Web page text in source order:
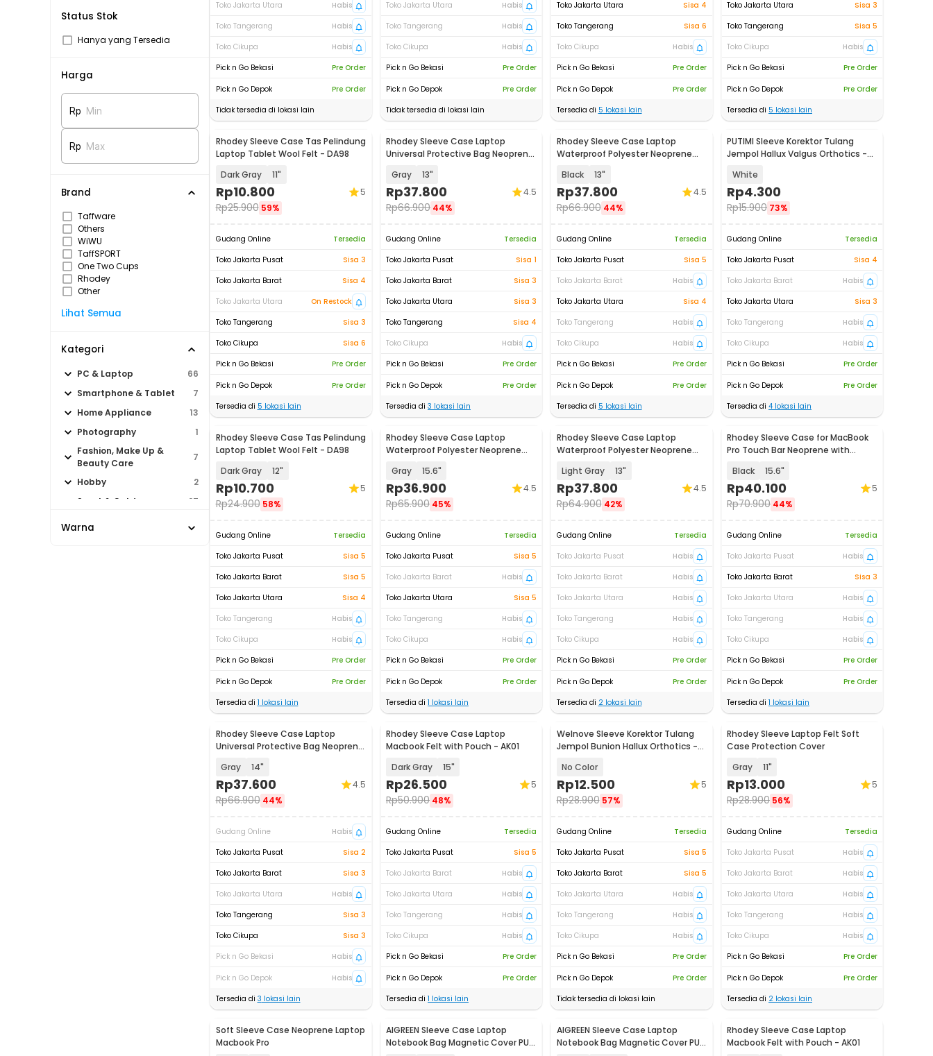
Status Stok
Hanya yang Tersedia
Harga
Rp Min
Rp Max
Brand
Taffware
Others
WiWU
TaffSPORT
One Two Cups
Rhodey
Other
Lihat Semua
Kategori
PC & Laptop
66
Smartphone & Tablet
7
Home Appliance
13
Photography
1
Fashion, Make Up &
Beauty Care
7
Hobby
2
Sport & Outdoor
27
Warna
Toko Jakarta Utara
Habis
Toko Tangerang
Habis
Toko Cikupa
Habis
Pick n Go Bekasi
Pre Order
Pick n Go Depok
Pre Order
Tidak tersedia di lokasi lain
Toko Jakarta Utara
Habis
Toko Tangerang
Habis
Toko Cikupa
Habis
Pick n Go Bekasi
Pre Order
Pick n Go Depok
Pre Order
Tidak tersedia di lokasi lain
Toko Jakarta Utara
Sisa 4
Toko Tangerang
Sisa 6
Toko Cikupa
Habis
Pick n Go Bekasi
Pre Order
Pick n Go Depok
Pre Order
Tersedia di 5 lokasi lain
Toko Jakarta Utara
Sisa 3
Toko Tangerang
Sisa 5
Toko Cikupa
Habis
Pick n Go Bekasi
Pre Order
Pick n Go Depok
Pre Order
Tersedia di 5 lokasi lain
Rhodey Sleeve Case Tas Pelindung
Laptop Tablet Wool Felt - DA98
Dark Gray
11"
Rp10.800
Rp25.900 59%
5
Gudang Online
Tersedia
Toko Jakarta Pusat
Sisa 3
Toko Jakarta Barat
Sisa 4
Toko Jakarta Utara
On Restock
Toko Tangerang
Sisa 3
Toko Cikupa
Sisa 6
Pick n Go Bekasi
Pre Order
Pick n Go Depok
Pre Order
Tersedia di 5 lokasi lain
Rhodey Sleeve Case Laptop
Universal Protective Bag Neoprene
Gray 13"
Rp37.800
Rp66.900 44%
4.5
Gudang Online
Tersedia
Toko Jakarta Pusat
Sisa 1
Toko Jakarta Barat
Sisa 3
Toko Jakarta Utara
Sisa 3
Toko Tangerang
Sisa 4
Toko Cikupa
Habis
Pick n Go Bekasi
Pre Order
Pick n Go Depok
Pre Order
Tersedia di 3 lokasi lain
Rhodey Sleeve Case Laptop
Waterproof Polyester Neoprene
Black 13"
Rp37.800
Rp66.900 44%
4.5
Gudang Online
Tersedia
Toko Jakarta Pusat
Sisa 5
Toko Jakarta Barat
Habis
Toko Jakarta Utara
Sisa 4
Toko Tangerang
Habis
Toko Cikupa
Habis
Pick n Go Bekasi
Pre Order
Pick n Go Depok
Pre Order
Tersedia di 5 lokasi lain
PUTIMI Sleeve Korektor Tulang
Jempol Hallux Valgus Orthotics -
White
Rp4.300
Rp15.900 73%
Gudang Online
Tersedia
Toko Jakarta Pusat
Sisa 4
Toko Jakarta Barat
Habis
Toko Jakarta Utara
Sisa 3
Toko Tangerang
Habis
Toko Cikupa
Habis
Pick n Go Bekasi
Pre Order
Pick n Go Depok
Pre Order
Tersedia di 4 lokasi lain
Rhodey Sleeve Case Tas Pelindung
Laptop Tablet Wool Felt - DA98
Dark Gray
12"
Rp10.700
Rp24.900 58%
5
Gudang Online
Tersedia
Toko Jakarta Pusat
Sisa 5
Toko Jakarta Barat
Sisa 5
Toko Jakarta Utara
Sisa 4
Toko Tangerang
Habis
Toko Cikupa
Habis
Pick n Go Bekasi
Pre Order
Pick n Go Depok
Pre Order
Tersedia di 1 lokasi lain
Rhodey Sleeve Case Laptop
Waterproof Polyester Neoprene
Gray 15.6"
Rp36.900
Rp65.900 45%
4.5
Gudang Online
Tersedia
Toko Jakarta Pusat
Sisa 5
Toko Jakarta Barat
Habis
Toko Jakarta Utara
Sisa 5
Toko Tangerang
Habis
Toko Cikupa
Habis
Pick n Go Bekasi
Pre Order
Pick n Go Depok
Pre Order
Tersedia di 1 lokasi lain
Rhodey Sleeve Case Laptop
Waterproof Polyester Neoprene
Light Gray 13"
Rp37.800
Rp64.900 42%
4.5
Gudang Online
Tersedia
Toko Jakarta Pusat
Habis
Toko Jakarta Barat
Habis
Toko Jakarta Utara
Habis
Toko Tangerang
Habis
Toko Cikupa
Habis
Pick n Go Bekasi
Pre Order
Pick n Go Depok
Pre Order
Tersedia di 2lokasi lain
Rhodey Sleeve Case for MacBook
Pro Touch Bar Neoprene with
Black 15.6"
Rp40.100
Rp70.900 44%
5
Gudang Online
Tersedia
Toko Jakarta Pusat
Habis
Toko Jakarta Barat
Sisa 3
Toko Jakarta Utara
Habis
Toko Tangerang
Habis
Toko Cikupa
Habis
Pick n Go Bekasi
Pre Order
Pick n Go Depok
Pre Order
Tersedia di 1 lokasi lain
Rhodey Sleeve Case Laptop
Universal Protective Bag Neoprene
Gray 14"
Rp37.600
Rp66.900 44%
4.5
Gudang Online
Habis
Toko Jakarta Pusat
Sisa 2
Toko Jakarta Barat
Sisa 3
Toko Jakarta Utara
Habis
Toko Tangerang
Sisa 3
Toko Cikupa
Sisa 3
Pick n Go Bekasi
Habis
Pick n Go Depok
Habis
Tersedia di 3 lokasi lain
Rhodey Sleeve Case Laptop
Macbook Felt with Pouch - AK01
Dark Gray
15"
Rp26.500
Rp50.900 48%
5
Gudang Online
Tersedia
Toko Jakarta Pusat
Sisa 5
Toko Jakarta Barat
Habis
Toko Jakarta Utara
Habis
Toko Tangerang
Habis
Toko Cikupa
Habis
Pick n Go Bekasi
Pre Order
Pick n Go Depok
Pre Order
Tersedia di 1 lokasi lain
Welnove Sleeve Korektor Tulang
Jempol Bunion Hallux Orthotics -
No Color
Rp12.500
Rp28.900 57%
5
Gudang Online
Tersedia
Toko Jakarta Pusat
Sisa 5
Toko Jakarta Barat
Sisa 5
Toko Jakarta Utara
Habis
Toko Tangerang
Habis
Toko Cikupa
Habis
Pick n Go Bekasi
Pre Order
Pick n Go Depok
Pre Order
Tidak tersedia di lokasi lain
Rhodey Sleeve Laptop Felt Soft
Case Protection Cover
Gray
11"
Rp13.000
Rp28.900 56%
5
Gudang Online
Tersedia
Toko Jakarta Pusat
Habis
Toko Jakarta Barat
Habis
Toko Jakarta Utara
Habis
Toko Tangerang
Habis
Toko Cikupa
Habis
Pick n Go Bekasi
Pre Order
Pick n Go Depok
Pre Order
Tersedia di 2 lokasi lain
Soft Sleeve Case Neoprene Laptop
Macbook Pro
AIGREEN Sleeve Case Laptop
Notebook Bag Magnetic Cover PU
AIGREEN Sleeve Case Laptop
Notebook Bag Magnetic Cover PU
Rhodey Sleeve Case Laptop
Macbook Felt with Pouch - AK01